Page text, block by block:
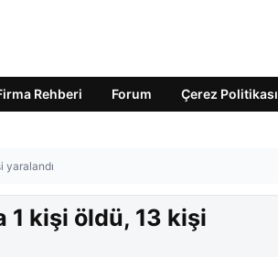
Rehberi Forum Çerez Politikası
yaralandı
1 kişi öldü, 13 kişi